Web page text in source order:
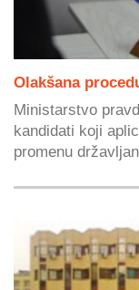
Olakšana
Ministarstvo
kandidati koji
promenu